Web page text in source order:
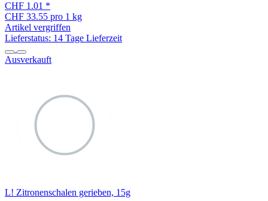
CHF 1.01 *
CHF 33.55 pro 1 kg
Artikel vergriffen
Lieferstatus: 14 Tage Lieferzeit
Ausverkauft
L! Zitronenschalen gerieben, 15g